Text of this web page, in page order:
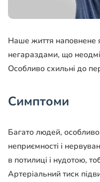
Наше життя наповнене
негараздами, що
Особливо схильні до
Симптоми
Багато людей,
неприємності і
в потилиці і нудотою,
Артеріальний тиск